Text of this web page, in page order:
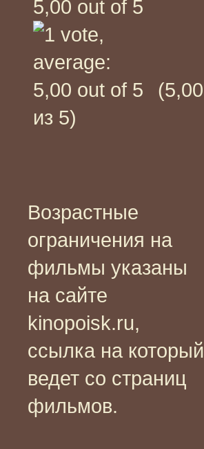
(5,00
из 5)
Возрастные
ограничения на
фильмы указаны
на сайте
kinopoisk.ru,
ссылка на который
ведет со страниц
фильмов.